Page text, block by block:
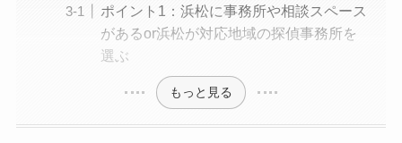
ポイント1：浜松に事務所や相談スペース
があるor浜松が対応地域の探偵事務所を
選ぶ
もっと見る